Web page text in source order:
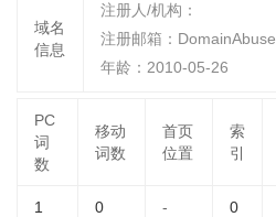
域名
信息
注册人/机构：
注册邮箱：
年龄：2010-05-26
PC
词
数
移动
词数
首页
位置
索
引
1 0 - 0